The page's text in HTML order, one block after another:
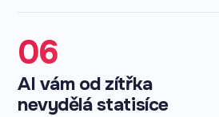
06
AI vám od zítřka
nevydělá statisíce